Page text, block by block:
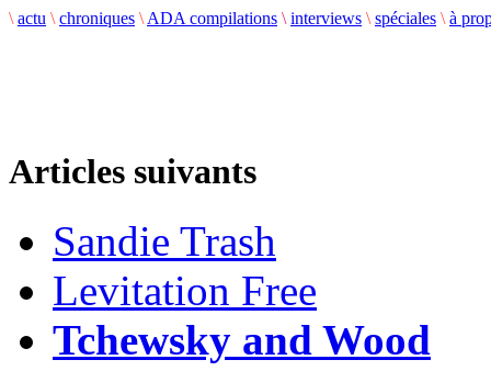
\ actu \ chroniques \ ADA compilations \ interviews \ spéciales \ à
Articles suivants
Sandie Trash
Levitation Free
Tchewsky and Wood